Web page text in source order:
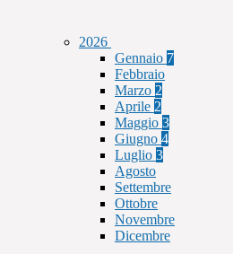
2026
Gennaio 7
Febbraio
Marzo 2
Aprile 2
Maggio 3
Giugno 4
Luglio 3
Agosto
Settembre
Ottobre
Novembre
Dicembre